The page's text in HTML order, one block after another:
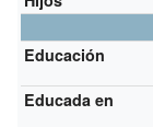
Educación
Educada en